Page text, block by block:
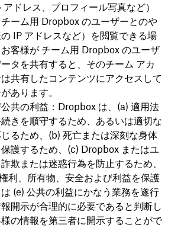
アドレス、プロフィール写真など）
ーム用 Dropbox のユーザーとのや
IP アドレスなど）を閲覧できる場
客様が チーム用 Dropbox のユーザ
タを共有すると、そのチーム アカ
共有したコンテンツにアクセスして
あります。
共の利益：Dropbox は、(a) 適用法
きを順守するため、あるいは適切な
るため、(b) 死亡または深刻な身体
護するため、(c) Dropbox またはユ
欺または迷惑行為を防止するため、
利、所有物、安全および利益を保護
(e) 公共の利益にかなう業務を遂行
開示が合理的に必要であると判断し
の情報を第三者に開示することがで